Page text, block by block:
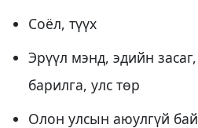
Соёл, түүх
Эрүүл мэнд, эдийн
барилга, улс төр
Олон улсын аюулгүй